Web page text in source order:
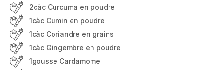
2càc Curcuma en poudre
1càc Cumin en poudre
1càc Coriandre en grains
1càc Gingembre en poudre
1gousse Cardamome